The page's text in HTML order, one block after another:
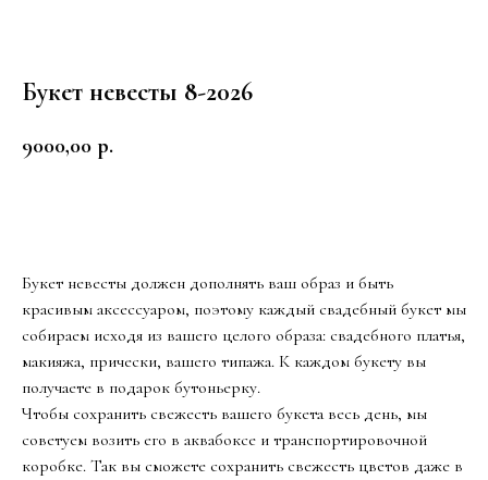
Букет невесты 8-2026
9000,00 р.
Букет невесты должен дополнять ваш образ и быть
красивым аксессуаром, поэтому каждый свадебный букет мы
собираем исходя из вашего целого образа: свадебного платья,
макияжа, прически, вашего типажа. К каждом букету вы
получаете в подарок бутоньерку.
Чтобы сохранить свежесть вашего букета весь день, мы
советуем возить его в аквабоксе и транспортировочной
коробке. Так вы сможете сохранить свежесть цветов даже в